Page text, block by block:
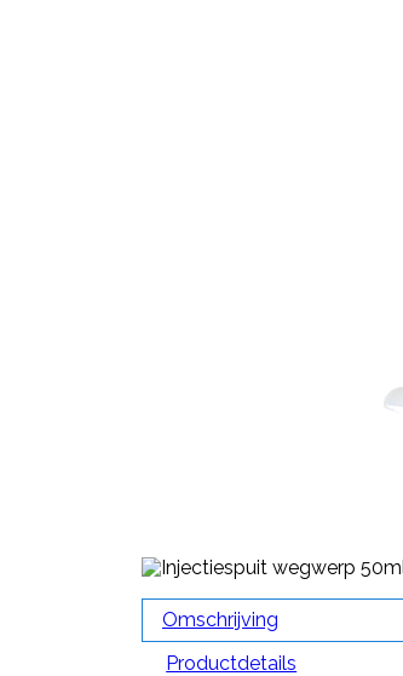
Omschrijving
Productdetails